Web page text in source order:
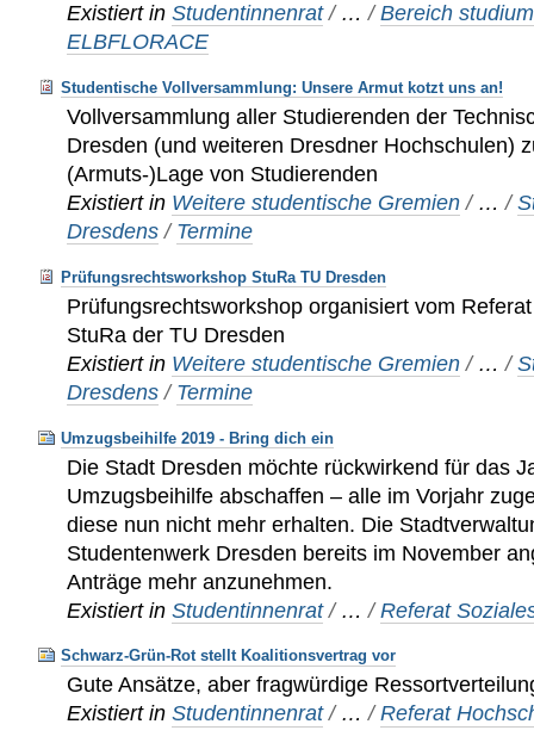
Existiert in Studentinnenrat / …/Bereich
ELBFLORACE
Studentische Vollversammlung: Unsere Armut kotzt uns an!
Vollversammlung aller Studierenden der
Dresden (und weiteren Dresdner Hochschulen)
(Armuts-)Lage von Studierenden
Existiert in Weitere studentische Gremien / …/
Dresdens / Termine
Prüfungsrechtsworkshop StuRa TU Dresden
Prüfungsrechtsworkshop organisiert vom
StuRa der TU Dresden
Existiert in Weitere studentische Gremien / …/
Dresdens / Termine
Umzugsbeihilfe 2019 - Bring dich ein
Die Stadt Dresden möchte rückwirkend für das
Umzugsbeihilfe abschaffen – alle im Vorjahr
diese nun nicht mehr erhalten. Die
Studentenwerk Dresden bereits im November
Anträge mehr anzunehmen.
Existiert in Studentinnenrat / …/Referat
Schwarz-Grün-Rot stellt Koalitionsvertrag vor
Gute Ansätze, aber fragwürdige
Existiert in Studentinnenrat / …/Referat